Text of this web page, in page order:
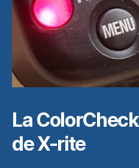
La
de X-rite